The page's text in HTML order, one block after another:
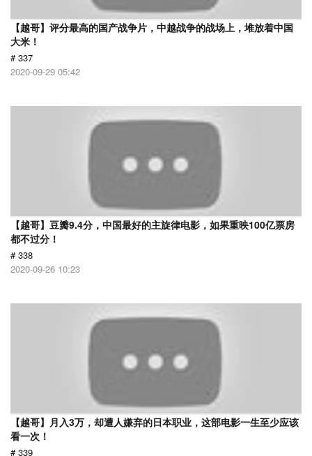
【越哥】评分最高的国产战争片，中越战争的战场上，堆放着中国
大米！
# 337
2020-09-29 05:42
【越哥】豆瓣9.4分，中国最好的主旋律电影，如果重映100亿票房
都不过分！
# 338
2020-09-26 10:23
【越哥】月入3万，却遭人嫌弃的日本职业，这部电影一生至少应该
看一次！
# 339